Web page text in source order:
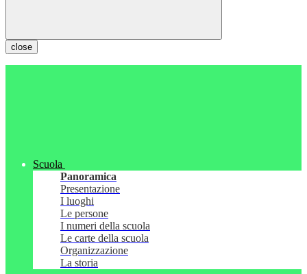
close
Scuola
Panoramica
Presentazione
I luoghi
Le persone
I numeri della scuola
Le carte della scuola
Organizzazione
La storia